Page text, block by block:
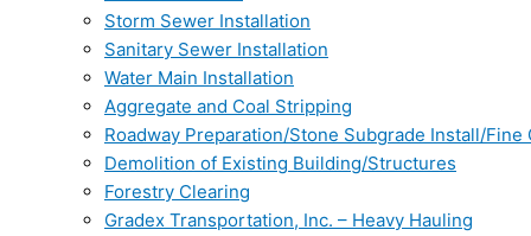
Storm Sewer Installation
Sanitary Sewer Installation
Water Main Installation
Aggregate and Coal Stripping
Roadway Preparation/Stone Subgrade Install/Fine
Demolition of Existing Building/Structures
Forestry Clearing
Gradex Transportation, Inc. – Heavy Hauling